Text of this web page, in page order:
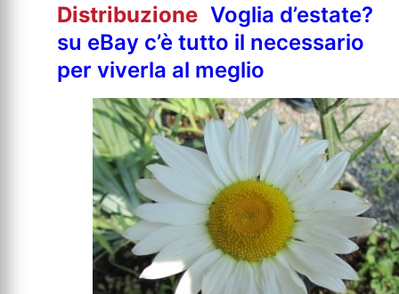
Distribuzione Voglia d’estate?
su eBay c’è tutto il necessario
per viverla al meglio